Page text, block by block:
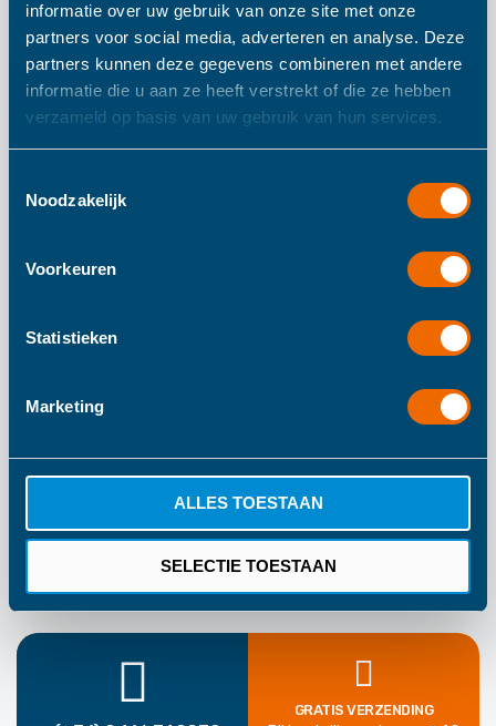
informatie over uw gebruik van onze site met onze
partners voor social media, adverteren en analyse. Deze
partners kunnen deze gegevens combineren met andere
informatie die u aan ze heeft verstrekt of die ze hebben
verzameld op basis van uw gebruik van hun services.
Noodzakelijk
Voorkeuren
Statistieken
Marketing
ALLES TOESTAAN
SELECTIE TOESTAAN
Vrrrr Daar gaat de duikboot, onder water boven water
geweldig! Het gele duikboodje van Kid O is uit elkaar te
Meer
98
GRATIS VERZENDING